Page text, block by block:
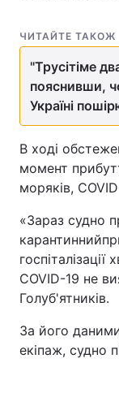
ЧИТАЙТЕ ТАКОЖ
"Трусітіме
пояснивши,
Україні
В ході
момент
моряків,
«Зараз судно
COVID-19 не
Голуб'ятників.
За його
екіпаж, судно